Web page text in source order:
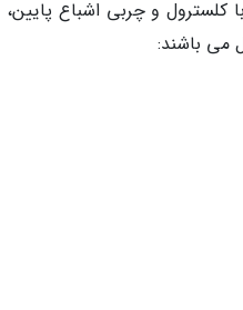
و چربی اشباع پایین،
می باشند: